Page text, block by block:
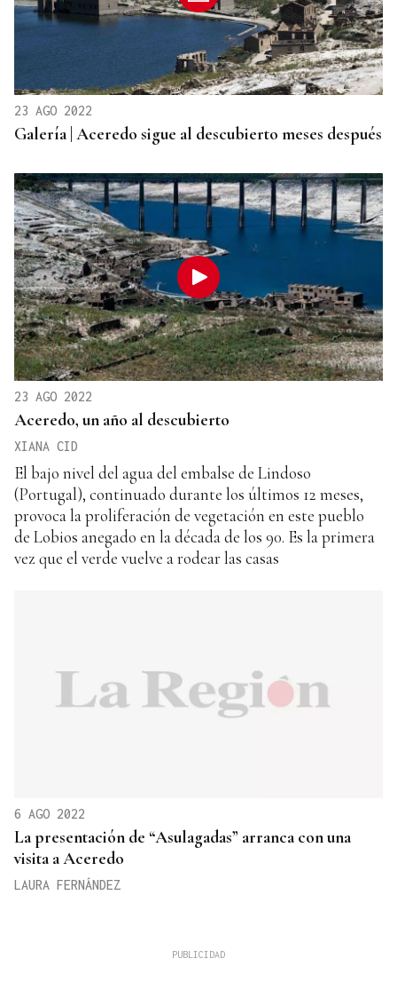
23 AGO 2022
Galería | Aceredo sigue al descubierto meses después
23 AGO 2022
Aceredo, un año al descubierto
XIANA CID
El bajo nivel del agua del embalse de Lindoso
(Portugal), continuado durante los últimos 12 meses,
provoca la proliferación de vegetación en este pueblo
de Lobios anegado en la década de los 90. Es la primera
vez que el verde vuelve a rodear las casas
6 AGO 2022
La presentación de “Asulagadas” arranca con una
visita a Aceredo
LAURA FERNÁNDEZ